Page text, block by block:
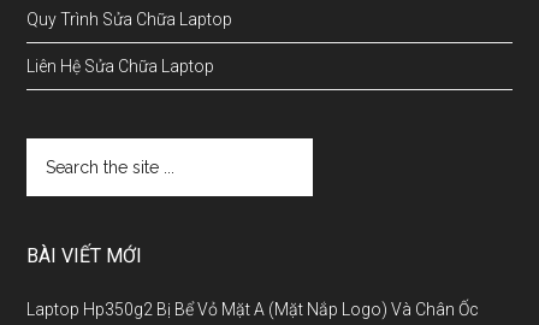
Quy Trình Sửa Chữa Laptop
Liên Hệ Sửa Chữa Laptop
BÀI VIẾT MỚI
Laptop Hp350g2 Bị Bể Vỏ Mặt A (Mặt Nắp Logo) Và Chân Ốc